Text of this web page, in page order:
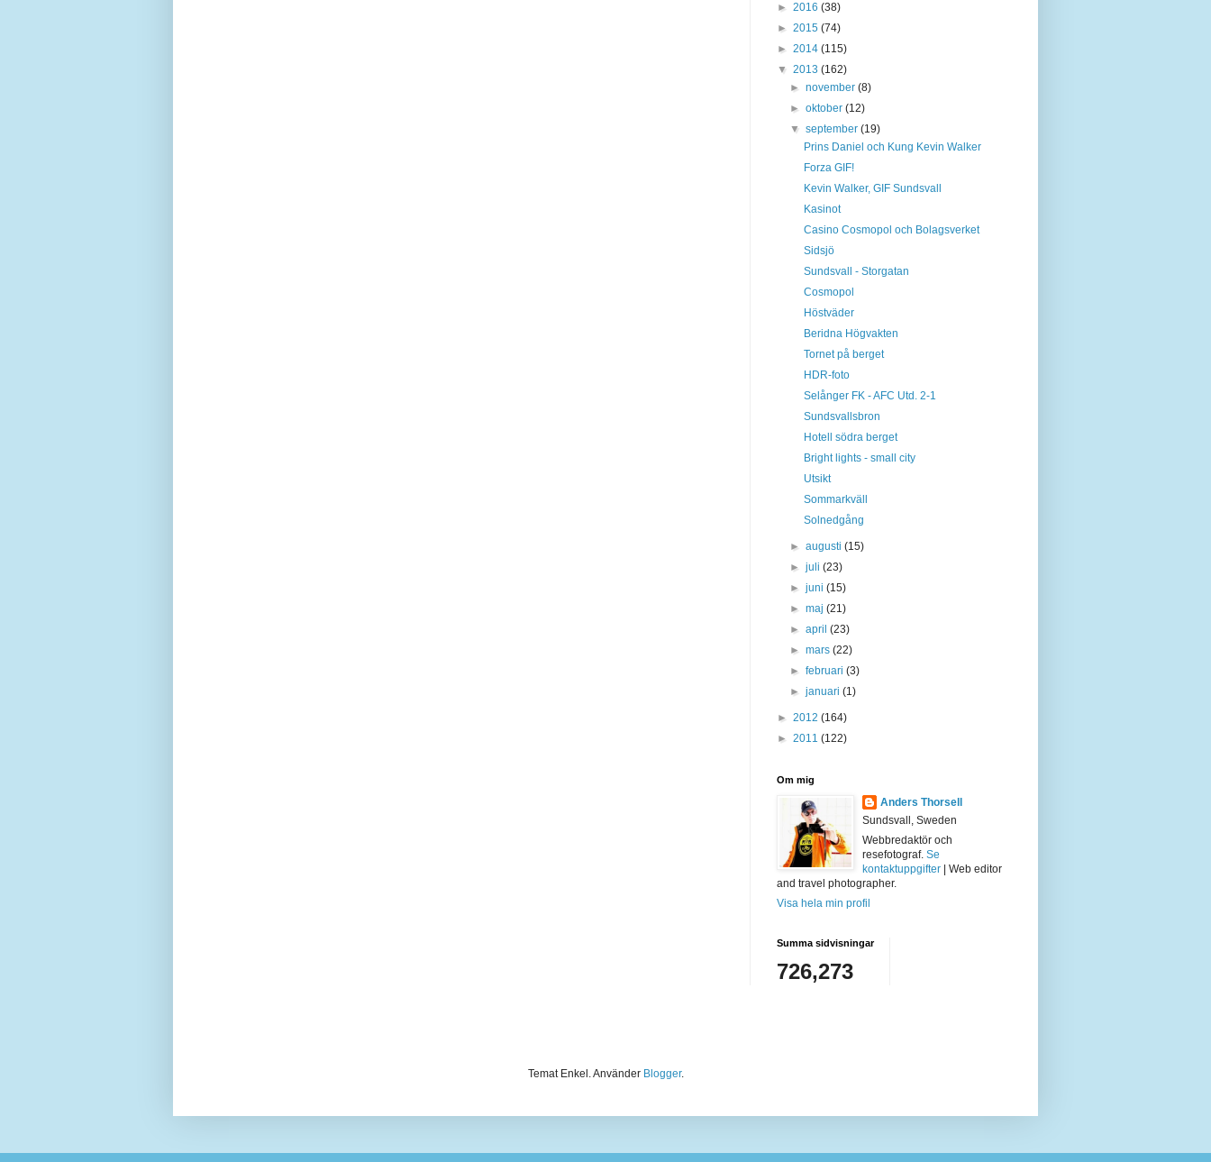
► 2016 (38)
► 2015 (74)
► 2014 (115)
▼ 2013 (162)
►november(8)
►oktober(12)
▼september(19)
Prins Daniel och Kung Kevin Walker
Forza GIF!
Kevin Walker, GIF Sundsvall
Kasinot
Casino Cosmopol och Bolagsverket
Sidsjö
Sundsvall - Storgatan
Cosmopol
Höstväder
Beridna Högvakten
Tornet på berget
HDR-foto
Selånger FK - AFC Utd. 2-1
Sundsvallsbron
Hotell södra berget
Bright lights - small city
Utsikt
Sommarkväll
Solnedgång
►augusti(15)
►juli(23)
►juni(15)
►maj(21)
►april(23)
►mars(22)
►februari(3)
►januari(1)
► 2012 (164)
► 2011 (122)
Om mig
Anders Thorsell
Sundsvall, Sweden
Webbredaktör och
resefotograf. Se
kontaktuppgifter | Web editor
and travel photographer.
Visa hela min profil
Summa sidvisningar
726,273
Temat Enkel. Använder Blogger.